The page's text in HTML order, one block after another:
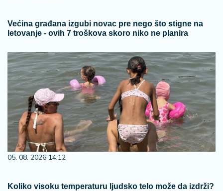
Većina građana izgubi novac pre nego što stigne na
letovanje - ovih 7 troškova skoro niko ne planira
05. 08. 2026 14:12
Koliko visoku temperaturu ljudsko telo može da izdrži?